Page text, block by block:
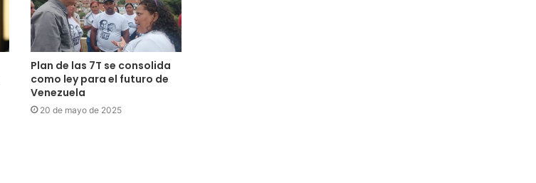
Plan de las 7T se consolida
como ley para el futuro de
Venezuela
20 de mayo de 2025